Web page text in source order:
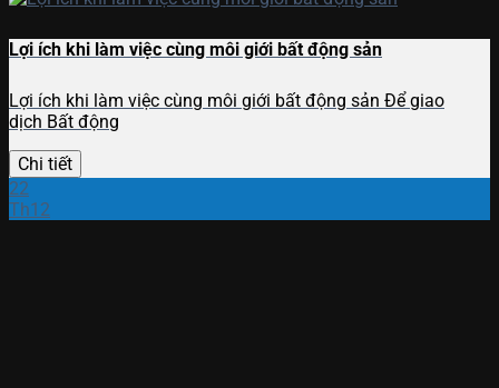
Lợi ích khi làm việc cùng môi giới bất động sản
Lợi ích khi làm việc cùng môi giới bất động sản Để giao
dịch Bất động
Chi tiết
22
Th12